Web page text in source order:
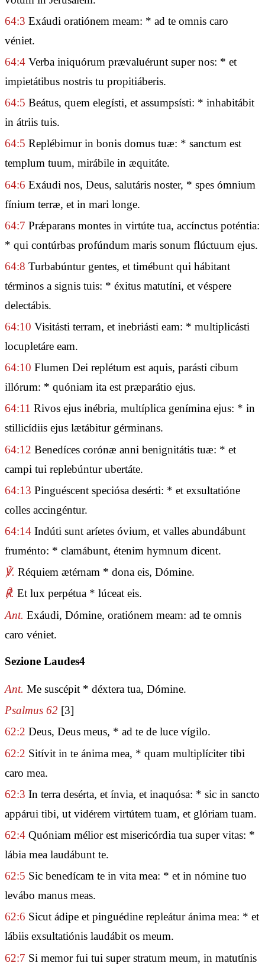
64:3 Exáudi oratiónem meam: * ad te omnis caro
véniet.
64:4 Verba iniquórum prævaluérunt super nos: * et
impietátibus nostris tu propitiáberis.
64:5 Beátus, quem elegísti, et assumpsísti: * inhabitábit
in átriis tuis.
64:5 Replébimur in bonis domus tuæ: * sanctum est
templum tuum, mirábile in æquitáte.
64:6 Exáudi nos, Deus, salutáris noster, * spes ómnium
fínium terræ, et in mari longe.
64:7 Prǽparans montes in virtúte tua, accínctus poténtia:
* qui contúrbas profúndum maris sonum flúctuum ejus.
64:8 Turbabúntur gentes, et timébunt qui hábitant
términos a signis tuis: * éxitus matutíni, et véspere
delectábis.
64:10 Visitásti terram, et inebriásti eam: * multiplicásti
locupletáre eam.
64:10 Flumen Dei replétum est aquis, parásti cibum
illórum: * quóniam ita est præparátio ejus.
64:11 Rivos ejus inébria, multíplica genímina ejus: * in
stillicídiis ejus lætábitur gérminans.
64:12 Benedíces corónæ anni benignitátis tuæ: * et
campi tui replebúntur ubertáte.
64:13 Pinguéscent speciósa desérti: * et exsultatióne
colles accingéntur.
64:14 Indúti sunt aríetes óvium, et valles abundábunt
fruménto: * clamábunt, étenim hymnum dicent.
℣. Réquiem ætérnam * dona eis, Dómine.
℟. Et lux perpétua * lúceat eis.
Ant. Exáudi, Dómine, oratiónem meam: ad te omnis
caro véniet.
Sezione Laudes4
Ant. Me suscépit * déxtera tua, Dómine.
Psalmus 62 [3]
62:2 Deus, Deus meus, * ad te de luce vígilo.
62:2 Sitívit in te ánima mea, * quam multiplíciter tibi
caro mea.
62:3 In terra desérta, et ínvia, et inaquósa: * sic in sancto
appárui tibi, ut vidérem virtútem tuam, et glóriam tuam.
62:4 Quóniam mélior est misericórdia tua super vitas: *
lábia mea laudábunt te.
62:5 Sic benedícam te in vita mea: * et in nómine tuo
levábo manus meas.
62:6 Sicut ádipe et pinguédine repleátur ánima mea: * et
lábiis exsultatiónis laudábit os meum.
62:7 Si memor fui tui super stratum meum, in matutínis